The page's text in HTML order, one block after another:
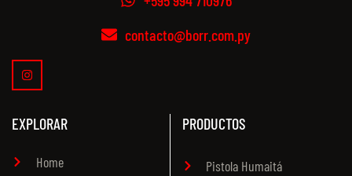
contacto@borr.com.py
EXPLORAR
Home
PRODUCTOS
Pistola Humaitá